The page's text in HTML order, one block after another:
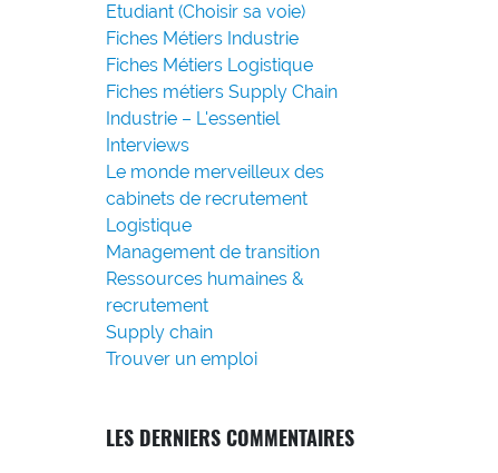
Etudiant (Choisir sa voie)
Fiches Métiers Industrie
Fiches Métiers Logistique
Fiches métiers Supply Chain
Industrie – L'essentiel
Interviews
Le monde merveilleux des
cabinets de recrutement
Logistique
Management de transition
Ressources humaines &
recrutement
Supply chain
Trouver un emploi
LES DERNIERS COMMENTAIRES